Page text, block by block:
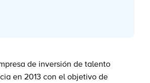
de inversión de talento
en 2013 con el objetivo de